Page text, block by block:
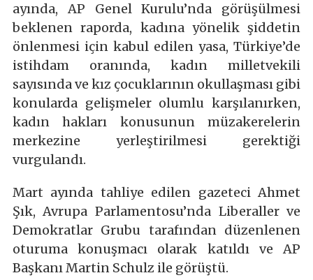
ayında, AP Genel Kurulu’nda görüşülmesi
beklenen raporda, kadına yönelik şiddetin
önlenmesi için kabul edilen yasa, Türkiye’de
istihdam oranında, kadın milletvekili
sayısında ve kız çocuklarının okullaşması gibi
konularda gelişmeler olumlu karşılanırken,
kadın hakları konusunun müzakerelerin
merkezine yerleştirilmesi gerektiği
vurgulandı.
Mart ayında tahliye edilen gazeteci Ahmet
Şık, Avrupa Parlamentosu’nda Liberaller ve
Demokratlar Grubu tarafından düzenlenen
oturuma konuşmacı olarak katıldı ve AP
Başkanı Martin Schulz ile görüştü.